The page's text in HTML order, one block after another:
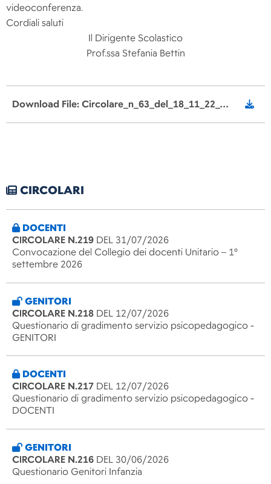
videoconferenza.
Cordiali saluti
Il Dirigente Scolastico
Prof.ssa Stefania Bettin
Download File: Circolare_n_63_del_18_11_22_Conferenze_per_bullismo_signed.pdf
CIRCOLARI
DOCENTI
CIRCOLARE N.219 DEL 31/07/2026
Convocazione del Collegio dei docenti Unitario – 1°
settembre 2026
GENITORI
CIRCOLARE N.218 DEL 12/07/2026
Questionario di gradimento servizio psicopedagogico -
GENITORI
DOCENTI
CIRCOLARE N.217 DEL 12/07/2026
Questionario di gradimento servizio psicopedagogico -
DOCENTI
GENITORI
CIRCOLARE N.216 DEL 30/06/2026
Questionario Genitori Infanzia